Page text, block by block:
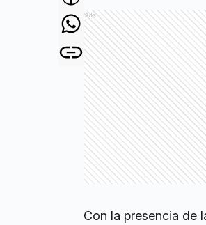
Ads
Con la presencia de